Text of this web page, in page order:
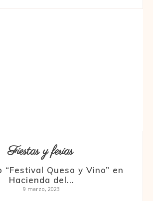
Fiestas y ferias
“Festival Queso y Vino” en
Hacienda del...
9 marzo, 2023